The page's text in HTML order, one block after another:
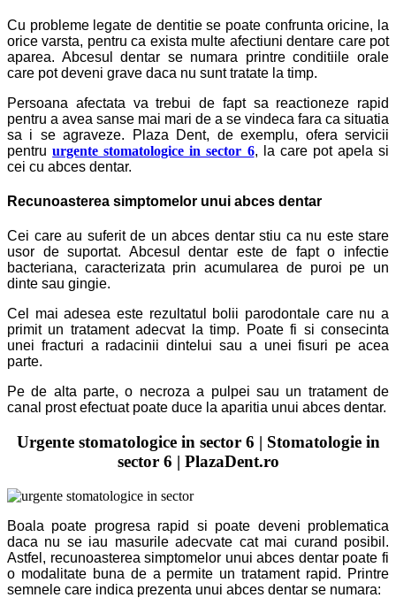
Cu probleme legate de dentitie se poate confrunta oricine, la
orice varsta, pentru ca exista multe afectiuni dentare care pot
aparea. Abcesul dentar se numara printre conditiile orale
care pot deveni grave daca nu sunt tratate la timp.
Persoana afectata va trebui de fapt sa reactioneze rapid
pentru a avea sanse mai mari de a se vindeca fara ca situatia
sa i se agraveze. Plaza Dent, de exemplu, ofera servicii
pentruurgente stomatologice in sector 6, la care pot apela si
cei cu abces dentar.
Recunoasterea simptomelor unui abces dentar
Cei care au suferit de un abces dentar stiu ca nu este stare
usor de suportat. Abcesul dentar este de fapt o infectie
bacteriana, caracterizata prin acumularea de puroi pe un
dinte sau gingie.
Cel mai adesea este rezultatul bolii parodontale care nu a
primit un tratament adecvat la timp. Poate fi si consecinta
unei fracturi a radacinii dintelui sau a unei fisuri pe acea
parte.
Pe de alta parte, o necroza a pulpei sau un tratament de
canal prost efectuat poate duce la aparitia unui abces dentar.
Urgente stomatologice in sector 6 | Stomatologie in
sector 6 | PlazaDent.ro
Boala poate progresa rapid si poate deveni problematica
daca nu se iau masurile adecvate cat mai curand posibil.
Astfel, recunoasterea simptomelor unui abces dentar poate fi
o modalitate buna de a permite un tratament rapid. Printre
semnele care indica prezenta unui abces dentar se numara: